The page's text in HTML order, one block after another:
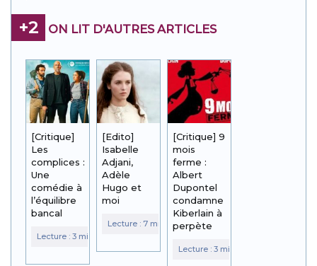
+2 ON LIT D'AUTRES ARTICLES
[Critique]
Les
complices :
Une
comédie à
l’équilibre
bancal
[Edito]
Isabelle
Adjani,
Adèle
Hugo et
moi
[Critique] 9
mois
ferme :
Albert
Dupontel
condamne
Kiberlain à
perpète